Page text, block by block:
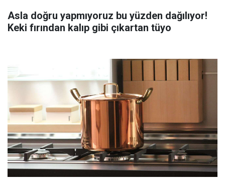
Asla doğru yapmıyoruz bu yüzden dağılıyor!
Keki fırından kalıp gibi çıkartan tüyo